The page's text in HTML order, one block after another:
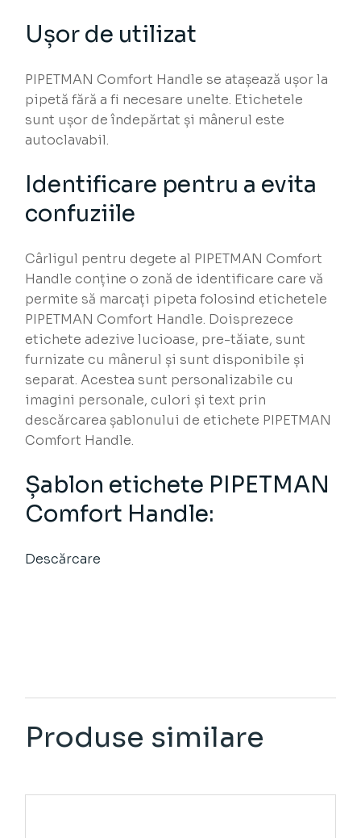
Ușor de utilizat
PIPETMAN Comfort Handle se atașează ușor la
pipetă fără a fi necesare unelte. Etichetele
sunt ușor de îndepărtat și mânerul este
autoclavabil.
Identificare pentru a evita
confuziile
Cârligul pentru degete al PIPETMAN Comfort
Handle conține o zonă de identificare care vă
permite să marcați pipeta folosind etichetele
PIPETMAN Comfort Handle. Doisprezece
etichete adezive lucioase, pre-tăiate, sunt
furnizate cu mânerul și sunt disponibile și
separat. Acestea sunt personalizabile cu
imagini personale, culori și text prin
descărcarea șablonului de etichete PIPETMAN
Comfort Handle.
Șablon etichete PIPETMAN
Comfort Handle:
Descărcare
Produse similare